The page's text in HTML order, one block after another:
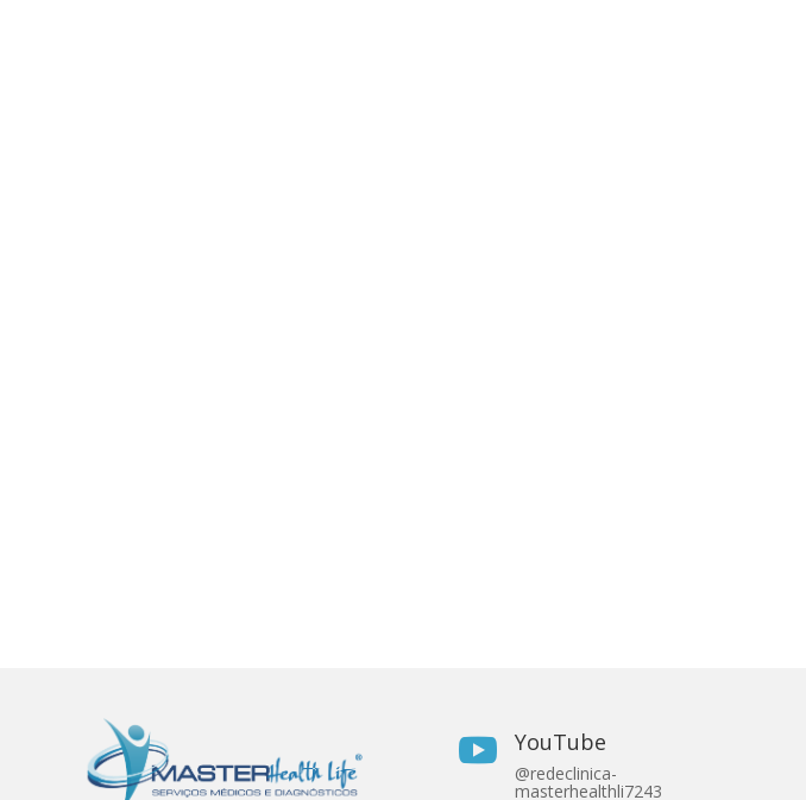
 YouTube
@redeclinica-
masterhealthli7243